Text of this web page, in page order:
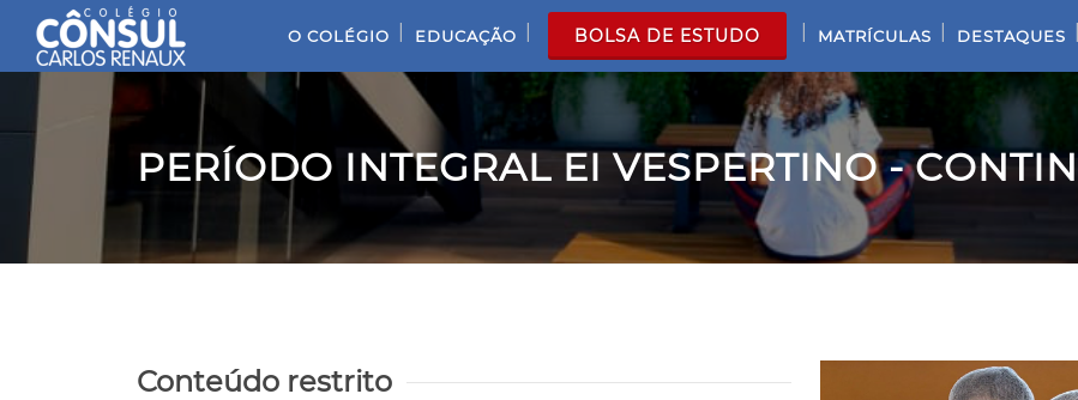
O COLÉGIO EDUCAÇÃO BOLSA DE ESTUDO MATRÍCULAS DESTAQUES
PERÍODO INTEGRAL EI VESPERTINO -
Conteúdo restrito